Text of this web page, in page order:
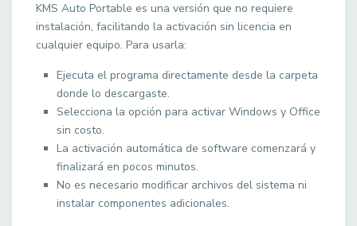
KMS Auto Portable es una versión que no requiere
instalación, facilitando la activación sin licencia en
cualquier equipo. Para usarla:
Ejecuta el programa directamente desde la carpeta
donde lo descargaste.
Selecciona la opción para activar Windows y Office
sin costo.
La activación automática de software comenzará y
finalizará en pocos minutos.
No es necesario modificar archivos del sistema ni
instalar componentes adicionales.